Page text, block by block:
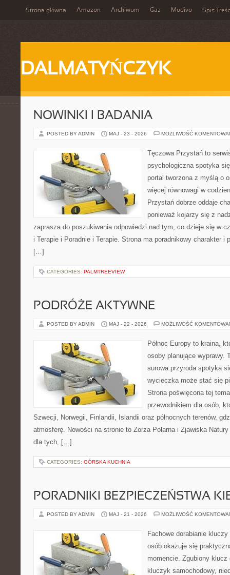
Strona główna Amazon Archiwum Gaz Modivo Spis
DALMATYŃCZYK
NOWINKI I BADANIA
POSTED BY ADMIN MAJ - 23 - 2026 MOŻLIWOŚĆ
Tęczowa Przystań to
psychologiczna spotyka
portal tworzona z myślą o
więcej równowagi w
Przystań dobrze oddaje
ponieważ kojarzy się z
zaprasza do poszukiwania odpowiedzi nad tym, co dzieje się w
i Terapie i Poradnie i Terapie. Strona ma poradnikowy charakter i
[…]
CATEGORIES: PALMTREEVIEW
PODRÓŻE AKTYWNE
POSTED BY ADMIN MAJ - 22 - 2026 MOŻLIWOŚĆ
Północ Europy to kraina,
osoby planujące wyprawy.
surowa przyroda spotyka
wycieczka może stać się
Strona poświęcona tej
przewodnikiem dla osób,
Szwecji, Norwegii, Finlandii, Islandii oraz północnych terenów,
atmosferę. Nowości na stronie to Zorza Polarna i Zjawiska
dla tych, […]
CATEGORIES: GÓRSKA KUCHNIA
PORADNIKI BEZPIECZEŃSTWA
POSTED BY ADMIN MAJ - 21 - 2026 MOŻLIWOŚĆ
Fachowe dorabianie
osób okazuje się
momencie. Zgubiony
kluczyk samochodowy,